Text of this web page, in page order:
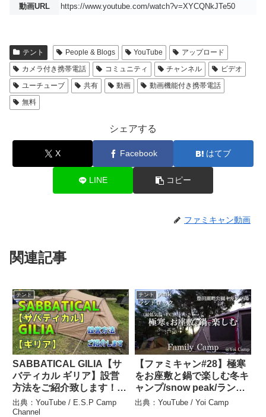
動画URL https://www.youtube.com/watch?v=XYCQNkJTe50
テント People & Blogs YouTube
アップロード
カメラ付き携帯電話
コミュニティ チャンネル
ビデオ
ユーチューブ
共有 動画
動画機能付き携帯電話
無料
シェアする
X Facebook はてブ
LINE コピー
ファミキャン動画
関連記事
テント
SABBATICAL GILIA【サ
バティカル ギリア】設営
方法をご紹介致します！ –
E.S.P Camp Channel
出典：YouTube / E.S.P Camp
Channel
テント
【ファミキャン#28】極寒
をお座敷と鍋で楽しむ冬キ
ャンプ/snow peak/ランド
ロック/豊田湖畔公園キャ
出典：YouTube / Yoi Camp